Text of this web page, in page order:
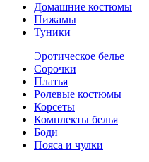
Домашние костюмы
Пижамы
Туники
Эротическое белье
Сорочки
Платья
Ролевые костюмы
Корсеты
Комплекты белья
Боди
Пояса и чулки